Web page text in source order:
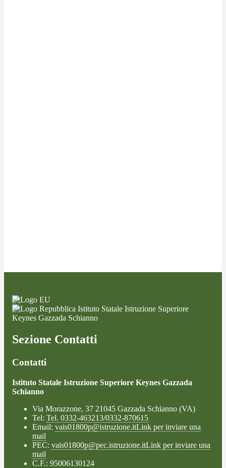
Istituto Statale Istruzione Superiore
Keynes Gazzada Schianno
Sezione Contatti
Contatti
Istituto Statale Istruzione Superiore Keynes Gazzada
Schianno
Via Morazzone, 37 21045 Gazzada Schianno (VA)
Tel: Tel. 0332-463213/0332-870615
Email: vais01800p@istruzione.itLink per inviare una
mail
PEC: vais01800p@pec.istruzione.itLink per inviare una
mail
C.F.: 95006130124